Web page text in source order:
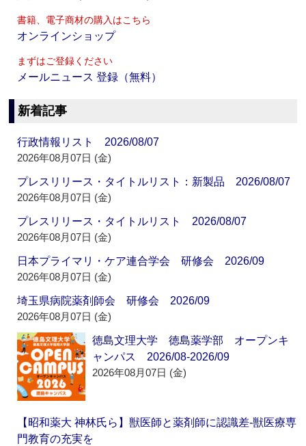
書籍、電子商材の購入はこちら
オンラインショップ
まずはご登録ください
メールニュース 登録（無料）
新着記事
行政情報リスト 2026/08/07
2026年08月07日 (金)
プレスリリース・タイトルリスト：新製品 2026/08/07
2026年08月07日 (金)
プレスリリース・タイトルリスト 2026/08/07
2026年08月07日 (金)
日本プライマリ・ケア連合学会 研修会 2026/09
2026年08月07日 (金)
埼玉県病院薬剤師会 研修会 2026/09
2026年08月07日 (金)
徳島文理大学 徳島薬学部 オープンキ
ャンパス 2026/08-2026/09
2026年08月07日 (金)
【昭和薬大 神林氏ら】獣医師と薬剤師に認識差‐獣医療専
門教育の充実を